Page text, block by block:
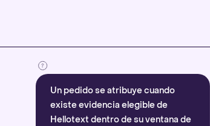
Un pedido se atribuye cuando
existe evidencia elegible de
Hellotext dentro de su ventana de